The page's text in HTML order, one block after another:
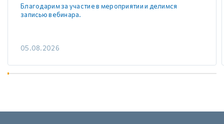
Благодарим за участие в мероприятии и делимся
записью вебинара.
05.08.2026